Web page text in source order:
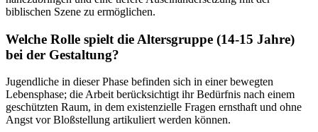
biblischen Szene zu ermöglichen.
Welche Rolle spielt die Altersgruppe (14-15 Jahre)
bei der Gestaltung?
Jugendliche in dieser Phase befinden sich in einer bewegten
Lebensphase; die Arbeit berücksichtigt ihr Bedürfnis nach einem
geschützten Raum, in dem existenzielle Fragen ernsthaft und ohne
Angst vor Bloßstellung artikuliert werden können.